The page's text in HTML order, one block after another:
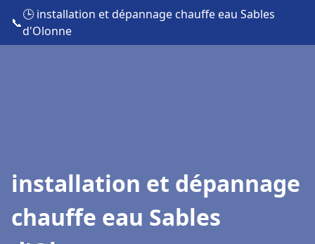
📞
🕒 installation et dépannage chauffe eau Sables
d'Olonne
installation et dépannage
chauffe eau Sables